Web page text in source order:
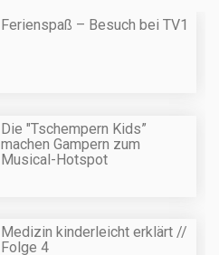
Ferienspaß – Besuch bei TV1
Die "Tschempern Kids”
machen Gampern zum
Musical-Hotspot
Medizin kinderleicht erklärt //
Folge 4